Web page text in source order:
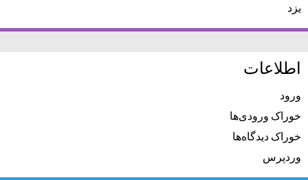
یزد
اطلاعات
ورود
خوراک ورودی‌ها
خوراک دیدگاه‌ها
وردپرس